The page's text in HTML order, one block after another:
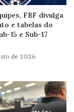
FBF divulga
e tabelas do
15 e Sub-17
de 2026